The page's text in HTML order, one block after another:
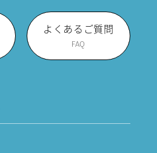
よくあるご質問
FAQ